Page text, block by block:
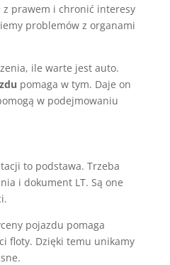
z prawem i chronić interesy
problemów z organami
ile warte jest auto.
pomaga w tym. Daje on
w podejmowaniu
to podstawa. Trzeba
i dokument LT. Są one
pojazdu pomaga
floty. Dzięki temu unikamy